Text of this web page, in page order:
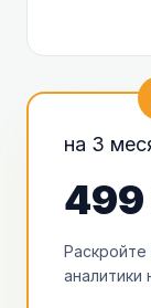
на 3
аналитики